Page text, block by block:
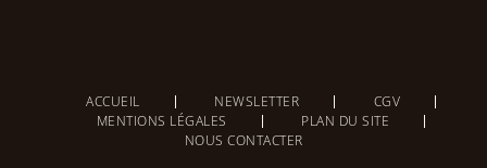
ACCUEIL NEWSLETTER
CGV
MENTIONS LÉGALES
PLAN DU SITE
NOUS CONTACTER